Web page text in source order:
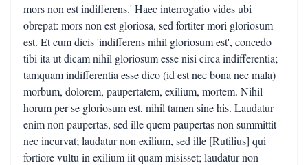
mors non est indifferens.' Haec interrogatio vides ubi
obrepat: mors non est gloriosa, sed fortiter mori gloriosum
est. Et cum dicis 'indifferens nihil gloriosum est', concedo
tibi ita ut dicam nihil gloriosum esse nisi circa indifferentia;
tamquam indifferentia esse dico (id est nec bona nec mala)
morbum, dolorem, paupertatem, exilium, mortem. Nihil
horum per se gloriosum est, nihil tamen sine his. Laudatur
enim non paupertas, sed ille quem paupertas non summittit
nec incurvat; laudatur non exilium, sed ille [Rutilius] qui
fortiore vultu in exilium iit quam misisset; laudatur non